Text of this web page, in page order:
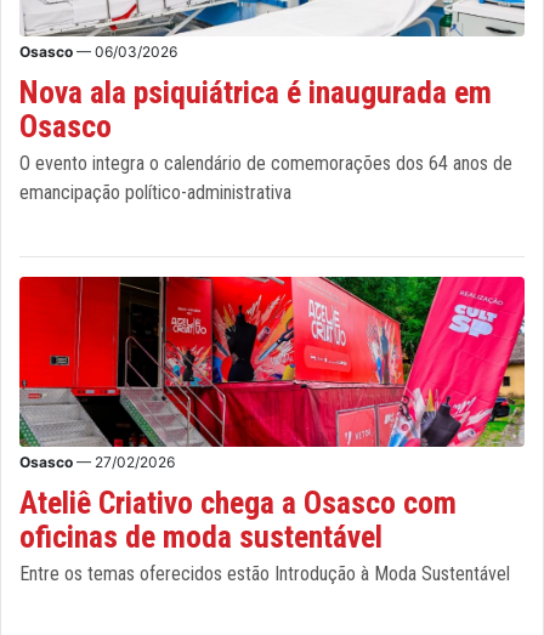
Osasco — 06/03/2026
Nova ala psiquiátrica é inaugurada em
Osasco
O evento integra o calendário de comemorações dos 64 anos de
emancipação político-administrativa
Osasco — 27/02/2026
Ateliê Criativo chega a Osasco com
oficinas de moda sustentável
Entre os temas oferecidos estão Introdução à Moda Sustentável